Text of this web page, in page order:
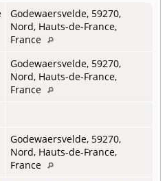
Godewaersvelde, 59270,
Nord, Hauts-de-France,
France
Godewaersvelde, 59270,
Nord, Hauts-de-France,
France
Godewaersvelde, 59270,
Nord, Hauts-de-France,
France